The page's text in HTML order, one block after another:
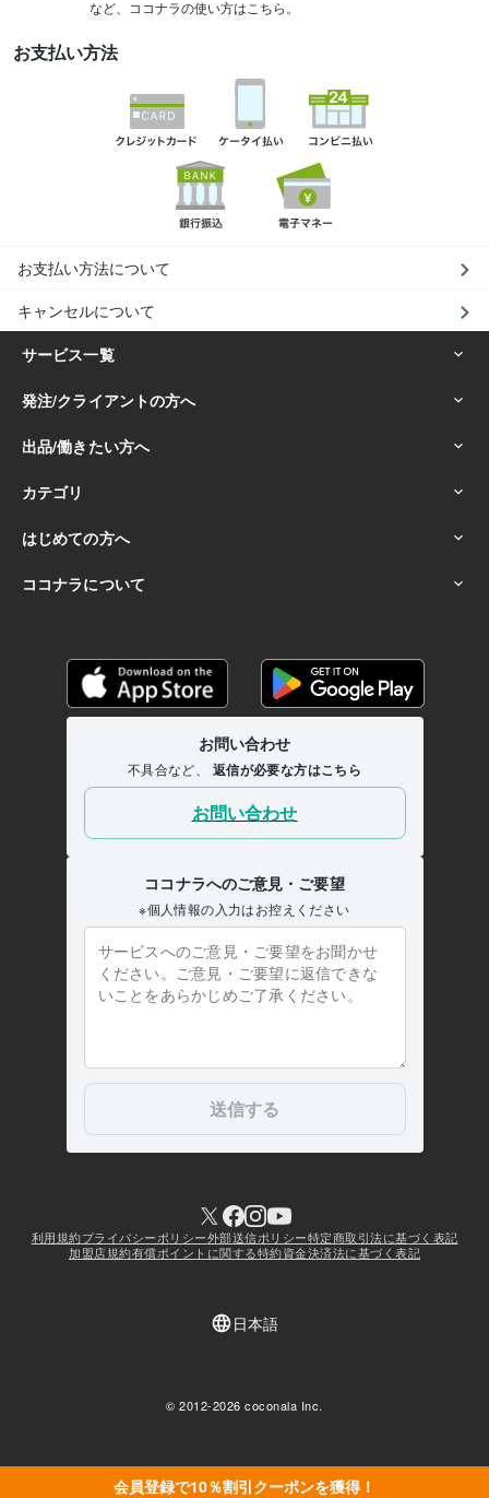
会員登録で10％割引クーポンを獲得！
など、ココナラの使い方はこちら。
お支払い方法
お支払い方法について
キャンセルについて